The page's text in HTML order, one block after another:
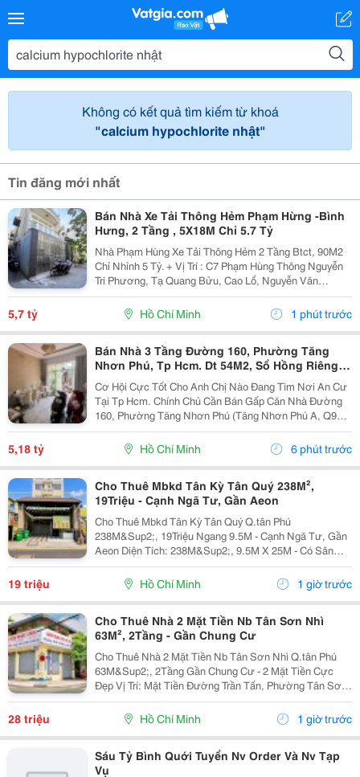
Không có kết quả tìm kiếm từ khoá
"calcium hypochlorite nhật"
Tin đăng mới nhất
Bán Nhà Xe Tải Thông Hẻm Phạm Hừng -Bình
Hưng, 2 Tầng , 5X18M Chỉ 5.7 Tỷ
Nhà Phạm Hùng Xe Tải Thông Hẻm 2 Tầng Btct, 90M2
Chỉ Nhỉnh 5 Tỷ. + Vị Trí : C7 Phạm Hùng Thông Nguyễn
Tri Phương, Tạ Quang Bửu, Cao Lổ, Nguyễn Văn
Linh.... + Tiện Ích: Hẻm To Di Chuyển Thuận Tiện Gần
Chợ, Trường Học Các Cấp , Di Chuyển Nhanh Qua...
5,7 tỷ Hồ Chí Minh 1 phút trước
Bán Nhà 3 Tầng Đường 160, Phường Tăng
Nhơn Phú, Tp Hcm. Dt 54M2, Sổ Hồng Riêng.
Giá 5,18 Tỷ
Cơ Hội Cực Tốt Cho Anh Chị Nào Đang Tìm Nơi An Cư
Tại Tp Hcm. Chính Chủ Cần Bán Gấp Căn Nhà Đường
160, Phường Tăng Nhơn Phú (Tăng Nhơn Phú A, Q9
Cũ). Vị Trí Nhà Nằm Trong Khu Dân Cư Ổn Định, Giao
Thông Thuận Tiện Chỉ Vài Bước Là Ra Lã Xuân Oai,
5,18 tỷ Hồ Chí Minh 6 phút trước
Cho Thuê Mbkd Tân Kỳ Tân Quý 238M²,
19Triệu - Cạnh Ngã Tư, Gần Aeon
Cho Thuê Mbkd Tân Kỳ Tân Quý Q.tân Phú
238M&Sup2;, 19Triệu Ngang 9.5M - Cạnh Ngã Tư, Gần
Aeon Diện Tích: 238M&Sup2;, 9.5M X 25M - Có Sân
Cực Rộng Kết Cấu: 1Trệt Trống Suốt, Có 2 Pn Thích
Hợp: Quán Ăn,Cafe, Spa-Nails, Shop Điện Thoại, Phụ
Kiện,...
19 triệu Hồ Chí Minh 1 giờ trước
Cho Thuê Nhà 2 Mặt Tiền Nb Tân Sơn Nhì
63M², 2Tầng - Gần Chung Cư
Cho Thuê Nhà 2 Mặt Tiền Nb Tân Sơn Nhì Q.tân Phú
63M&Sup2;, 2Tầng Gần Chung Cư - 2 Mặt Tiền Cực
Đẹp Vị Trí: Mặt Tiền Đường Trần Tấn, Phường Tân Sơn
Nhì, Quận Tân Phú, Tp.hcm Diện Tích: 63M&Sup2;, 9M
X 7M Kết Cấu: Trệt, 1 Lầu &Ndash; Gồm 1...
28 triệu Hồ Chí Minh 1 giờ trước
Sáu Tỷ Bình Quới Tuyển Nv Order Và Nv Tạp
Vụ